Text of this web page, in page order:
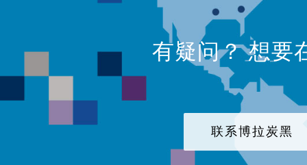
有疑问？ 想要
联系博拉炭黑